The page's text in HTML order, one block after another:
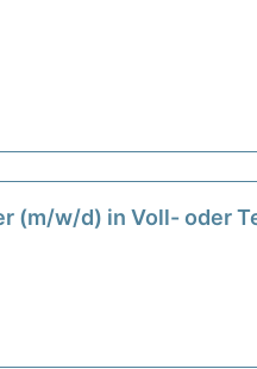
(m/w/d) in Voll- oder